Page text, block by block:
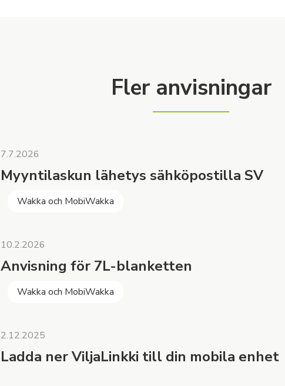
Fler anvisningar
7.7.2026
Myyntilaskun lähetys sähköpostilla SV
Wakka och MobiWakka
10.2.2026
Anvisning för 7L-blanketten
Wakka och MobiWakka
2.12.2025
Ladda ner ViljaLinkki till din mobila enhet